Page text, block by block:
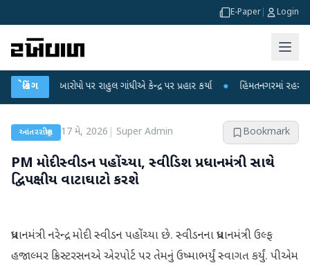
E-Paper Login
બ્રેકિંગ
આરોપો પર રાહુલ ગાંધીએ કેન્દ્ર પર પ્રહાર કર્યા ● હિંમતનગરમાં રહસ્યમય વાયરસ
આંતરરાષ્ટ્રીય 17 મે, 2026 Super Admin Bookmark
PM મોદી સ્વીડન પહોંચ્યા, સ્વીડિશ પ્રધાનમંત્રી સાથે
દ્વિપક્ષીય વાટાઘાટો કરશે
પ્રધાનમંત્રી નરેન્દ્ર મોદી સ્વીડન પહોંચ્યા છે. સ્વીડનના પ્રધાનમંત્રી ઉલ્ફ
હજાલ્મર ક્રિસ્ટરસનએ એરપોર્ટ પર તેમનું ઉષ્માભર્યું સ્વાગત કર્યું. પીએમ